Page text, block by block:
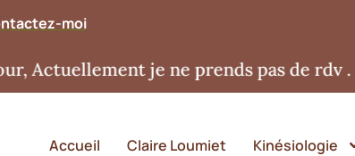
moi
je ne prends pas de rdv .
Accueil Claire Loumiet Kinésiologie